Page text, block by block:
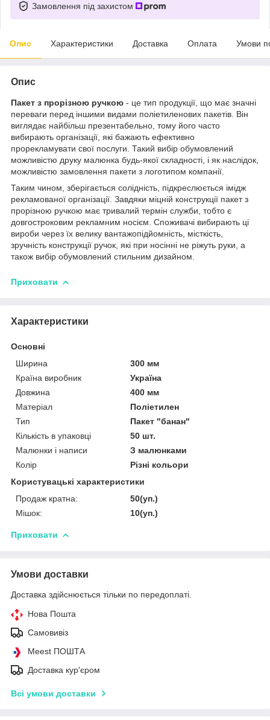
Замовлення під захистом
Опис Характеристики Доставка Оплата Умови
Опис
Пакет з прорізною ручкою - це тип продукції, що має значні
переваги перед іншими видами поліетиленових пакетів. Він
виглядає найбільш презентабельно, тому його часто
вибирають організації, які бажають ефективно
прорекламувати свої послуги. Такий вибір обумовлений
можливістю друку малюнка будь-якої складності, і як наслідок,
можливістю замовлення пакети з логотипом компанії.
Таким чином, зберігається солідність, підкреслюється імідж
рекламованої організації. Завдяки міцній конструкції пакет з
прорізною ручкою має тривалий термін служби, тобто є
довгостроковим рекламним носієм. Споживачі вибирають ці
вироби через їх велику вантажопідйомність, місткість,
зручність конструкції ручок, які при носінні не ріжуть руки, а
також вибір обумовлений стильним дизайном.
Приховати
Характеристики
Основні
Ширина
300 мм
Країна виробник
Україна
Довжина
400 мм
Матеріал
Поліетилен
Тип
Пакет "банан"
Кількість в упаковці
50 шт.
Малюнки і написи
З малюнками
Колір
Різні кольори
Користувацькі характеристики
Продаж кратна:
50(уп.)
Мішок:
10(уп.)
Приховати
Умови доставки
Доставка здійснюється тільки по передоплаті.
Нова Пошта
Самовивіз
Meest ПОШТА
Доставка кур'єром
Всі умови доставки